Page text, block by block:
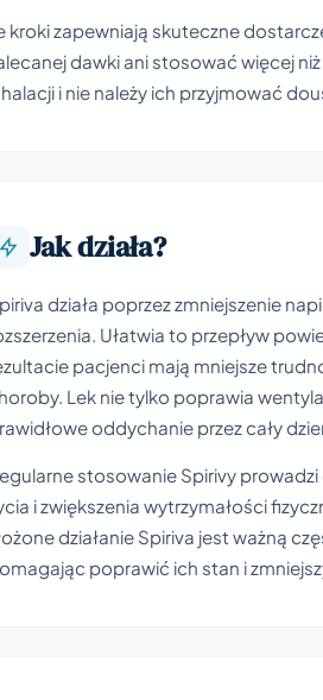
kroki zapewniają skuteczne
dawki ani stosować więcej
i nie należy ich przyjmować
Jak działa?
działa poprzez zmniejszenie
Ułatwia to przepływ
pacjenci mają mniejsze
Lek nie tylko poprawia
oddychanie przez cały
stosowanie Spirivy
i zwiększenia wytrzymałości
działanie Spiriva jest ważną
poprawić ich stan i